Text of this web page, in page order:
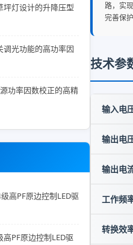
坪灯设计的升降压型
调光功能的高功率因
功率因数校正的高精
高PF原边控制LED驱
高PF原边控制LED驱
路，实
完善保
技术参
输入电
输出电
输出电
工作频
转换效